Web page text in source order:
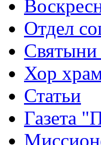
Отдел
Святыни
Хор
Статьи
Газета